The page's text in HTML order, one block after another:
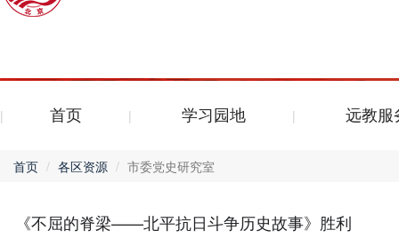
首页 学习园地 远教服
首页 各区资源 市委党史研究室
《不屈的脊梁——北平抗日斗争历史故事》胜利